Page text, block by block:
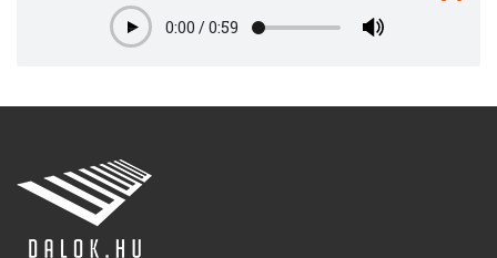
Play0:00 /0:59